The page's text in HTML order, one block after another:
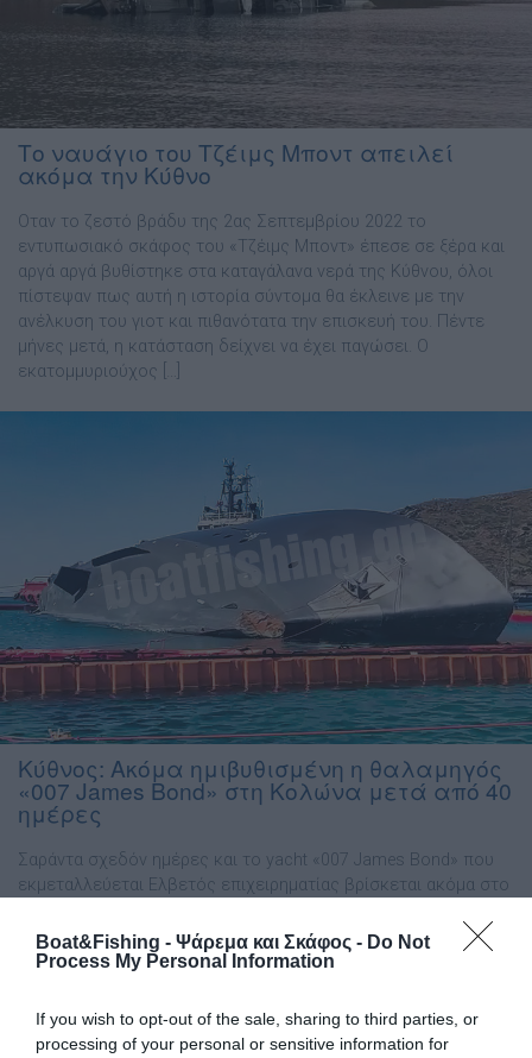
Boat&Fishing - Ψάρεμα και Σκάφος - Do Not
Process My Personal Information
If you wish to opt-out of the sale, sharing to third parties, or
processing of your personal or sensitive information for
Το ναυάγιο του Τζέιμς Μποντ απειλεί
ακόμα την Κύθνο
Οταν το ζεστό βράδυ της 2ας Σεπτεμβρίου 2022 το
εντυπωσιακό σκάφος του «Τζέιμς Μποντ» έπεσε σε ξέρα και
αργά αργά βυθίστηκε στα καταγάλανα νερά της Κύθνου, όλοι
πίστεψαν πως αυτή η ιστορία σύντομα θα έκλεινε με την
ανέλκυση του γιοτ και πιθανότατα την επισκευή του. Πέντε
μήνες μετά, η κατάσταση δείχνει να έχει παγώσει. Ο
εκατομμυριούχος […]
Κύθνος: Ακόμα ημιβυθισμένη η θαλαμηγός
«007 James Bond» στη Κολώνα μετά από 40
ημέρες
Σαράντα σχεδόν ημέρες και το yacht «007 James Bond» που
εκμεταλλεύεται Ελβετός επιχειρηματίας βρίσκεται ακόμα στο
την πρώτη στιγμή, στις αρχές του Σεπτεμβρίου που το
σκάφος προσάραξε, ξεκίνησαν διαδικασίες για την
εταιρεία που δραστηριοποιείται στις ανελκύσεις και εξετάζει
τον […]